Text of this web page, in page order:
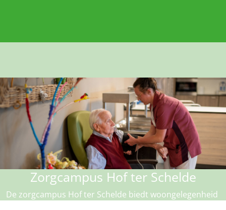
Zorgcampus Hof ter Schelde
De zorgcampus Hof ter Schelde biedt woongelegenheid